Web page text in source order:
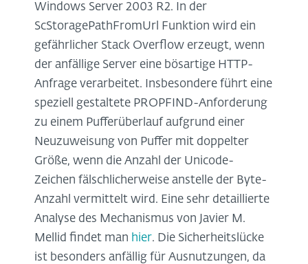
Windows Server 2003 R2. In der
ScStoragePathFromUrl Funktion wird ein
gefährlicher Stack Overflow erzeugt, wenn
der anfällige Server eine bösartige HTTP-
Anfrage verarbeitet. Insbesondere führt eine
speziell gestaltete PROPFIND-Anforderung
zu einem Pufferüberlauf aufgrund einer
Neuzuweisung von Puffer mit doppelter
Größe, wenn die Anzahl der Unicode-
Zeichen fälschlicherweise anstelle der Byte-
Anzahl vermittelt wird. Eine sehr detaillierte
Analyse des Mechanismus von Javier M.
Mellid findet man hier. Die Sicherheitslücke
ist besonders anfällig für Ausnutzungen, da